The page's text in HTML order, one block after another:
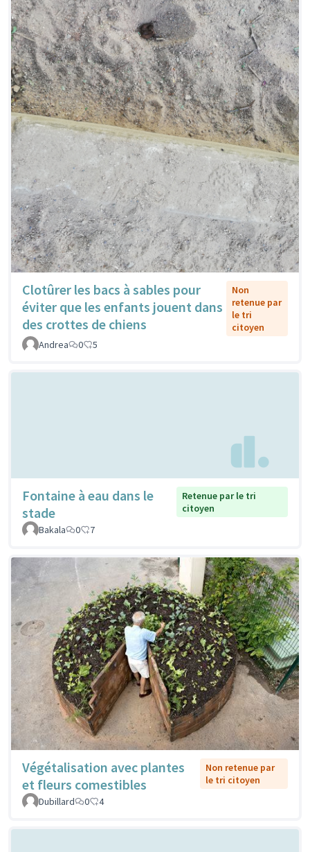
Clotûrer les bacs à sables pour
éviter que les enfants jouent dans
des crottes de chiens
Non
retenue par
le tri
citoyen
Andrea
0 5
Fontaine à eau dans le
stade
Retenue par le tri
citoyen
Bakala
0 7
Végétalisation avec plantes
et fleurs comestibles
Non retenue par
le tri citoyen
Dubillard
0 4